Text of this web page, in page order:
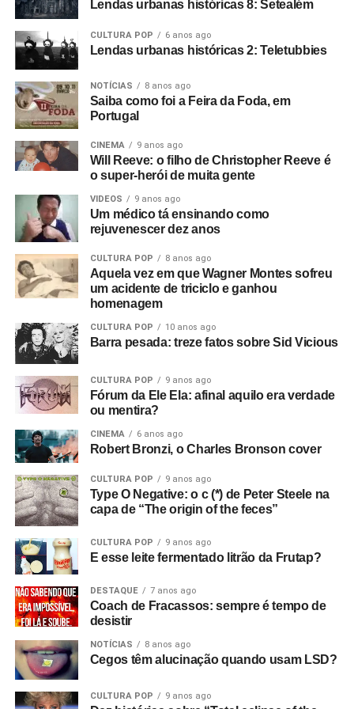
embaixo.
Foto: Reprodução Internet
filmando em 8mm.
E começamos um filme que não deu em nada. O show do
The Panik na última noite do Electric Circus. Estava muito
escuro e a filmagem ficou péssima. Acabou ficando de
lado. Aí o Rob me ligou e disse: “Estou empresariando
uma banda nova chamada Warsaw e me perguntou se eu
queria ir vê-los no The Factory”.
Fui vê-los no antigo Russell Club e eles foram
absolutamente incríveis; me arrepiaram. Quis fazer algo
com eles naquele instante. Fui falar com o dono da loja
de discos local e contei a ele sobre o clube Bowden Vale
em Altrincham, onde eu tinha visto inúmeras bandas em
1963-64, e disse que ele deveria voltar a promover
shows.
Mais tarde, apresentei-o ao Rob, que tinha um monte de
cópias do primeiro EP da banda que sobraram. Eles
estavam sem dinheiro, então venderam tudo para o dono
da loja de discos, e ele as colocou para tocar em Bowden
Vale. E era isso que eu queria desde o início, sabe? Eu
equipamentos e fiz tudo.
Com que equipamento você filmou?
setenta e duas libras, o que eu achei um absurdo!(risos)
Filmei com uma câmera de cinema Hannimex baratinha,
lançaram na época, que tinha uma faixa de som, mas
vinha num cartucho silencioso e o som era adicionado
depois, no projetor. Então filmei sem som e gravei o áudio
num gravador de rolo. Era para sincronizar depois, mas
não funcionou! Filmei a vinte e quatro quadros por
segundo, mas só funcionou a dezoito.
Só descobri depois! Filmei tudo com uma câmera e só
tinha dinheiro para três cartuchos. Cerca de nove
Lendas urbanas históricas 8: Setealém
CULTURA POP 6 anos ago
Lendas urbanas históricas 2: Teletubbies
NOTÍCIAS 8 anos ago
Saiba como foi a Feira da Foda, em
Portugal
CINEMA 9 anos ago
Will Reeve: o filho de Christopher Reeve é
o super-herói de muita gente
VIDEOS 9 anos ago
Um médico tá ensinando como
rejuvenescer dez anos
CULTURA POP 8 anos ago
Aquela vez em que Wagner Montes sofreu
um acidente de triciclo e ganhou
homenagem
CULTURA POP 10 anos ago
Barra pesada: treze fatos sobre Sid Vicious
CULTURA POP 9 anos ago
Fórum da Ele Ela: afinal aquilo era verdade
ou mentira?
CINEMA 6 anos ago
Robert Bronzi, o Charles Bronson cover
CULTURA POP 9 anos ago
Type O Negative: o c (*) de Peter Steele na
capa de “The origin of the feces”
CULTURA POP 9 anos ago
E esse leite fermentado litrão da Frutap?
DESTAQUE 7 anos ago
Coach de Fracassos: sempre é tempo de
desistir
NOTÍCIAS 8 anos ago
Cegos têm alucinação quando usam LSD?
CULTURA POP 9 anos ago